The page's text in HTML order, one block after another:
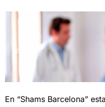
En “Shams Barcelona”